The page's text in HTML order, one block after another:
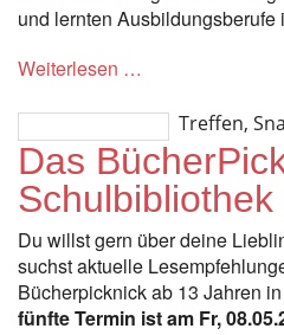
und lernten Ausbildungsberufe
Weiterlesen …
Treffen,
Das
Schulbibliothek
Du willst gern über deine
suchst aktuelle
Bücherpicknick ab 13 Jahren
fünfte Termin ist am Fr,